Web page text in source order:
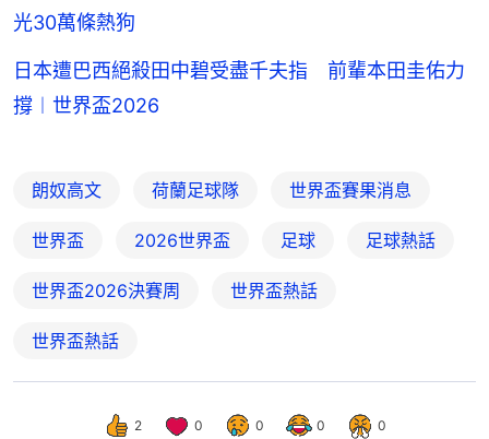
光30萬條熱狗
日本遭巴西絕殺田中碧受盡千夫指 前輩本田圭佑力
撐︱世界盃2026
朗奴高文 荷蘭足球隊 世界盃賽果消息
世界盃 2026世界盃 足球 足球熱話
世界盃2026決賽周 世界盃熱話
世界盃熱話
2 0 0 0 0